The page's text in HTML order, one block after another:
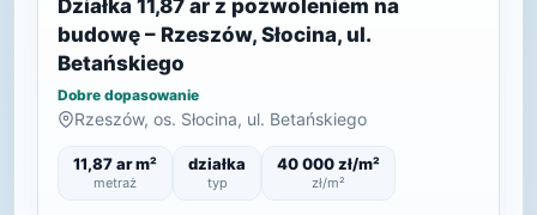
Działka 11,87 ar z pozwoleniem na
budowę – Rzeszów, Słocina, ul.
Betańskiego
Dobre dopasowanie
Rzeszów, os. Słocina, ul. Betańskiego
11,87 ar m²
metraż
działka
typ
40 000 zł/m²
zł/m²